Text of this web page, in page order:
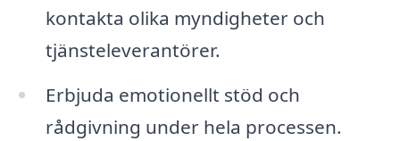
kontakta olika myndigheter och
tjänsteleverantörer.
Erbjuda emotionellt stöd och
rådgivning under hela processen.